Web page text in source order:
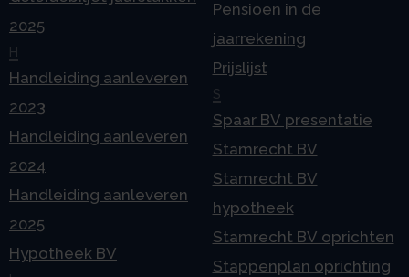
2025
H
Handleiding aanleveren
2023
Handleiding aanleveren
2024
Handleiding aanleveren
2025
Hypotheek BV
Pensioen in de
jaarrekening
Prijslijst
S
Spaar BV presentatie
Stamrecht BV
Stamrecht BV
hypotheek
Stamrecht BV oprichten
Stappenplan oprichting